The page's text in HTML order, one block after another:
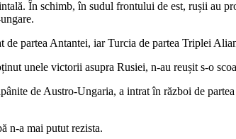
În schimb, în sudul frontului de est, rușii au
partea Antantei, iar Turcia de partea Triplei
unele victorii asupra Rusiei, n-au reușit s-o
de Austro-Ungaria, a intrat în război de
n-a mai putut rezista.